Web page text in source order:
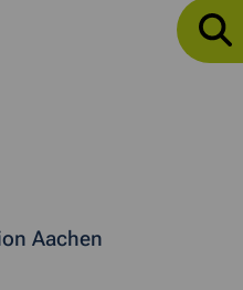
Aachen